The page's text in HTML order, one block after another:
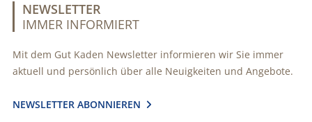
NEWSLETTER
IMMER INFORMIERT
Mit dem Gut Kaden Newsletter informieren wir Sie immer
aktuell und persönlich über alle Neuigkeiten und Angebote.
NEWSLETTER ABONNIEREN 